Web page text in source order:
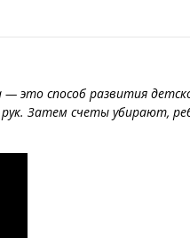
это способ развития
Затем счеты убирают,